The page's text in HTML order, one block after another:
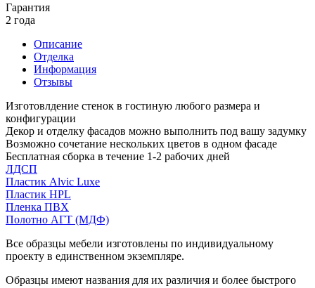
Гарантия
2 года
Описание
Отделка
Информация
Отзывы
Изготовлдение стенок в гостиную любого размера и
конфигурации
Декор и отделку фасадов можно выполнить под вашу задумку
Возможно сочетание нескольких цветов в одном фасаде
Бесплатная сборка в течение 1-2 рабочих дней
ЛДСП
Пластик Alvic Luxe
Пластик HPL
Пленка ПВХ
Полотно АГТ (МДФ)
Все образцы мебели изготовлены по индивидуальному
проекту в единственном экземпляре.
Образцы имеют названия для их различия и более быстрого